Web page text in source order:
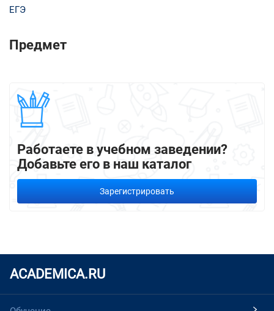
ЕГЭ
Предмет
Работаете в учебном заведении?
Добавьте его в наш каталог
Зарегистрировать
ACADEMICA.RU